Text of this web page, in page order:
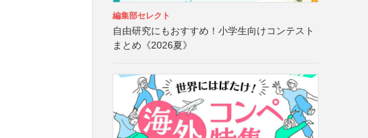
編集部セレクト
自由研究にもおすすめ！小学生向けコンテスト
まとめ《2026夏》